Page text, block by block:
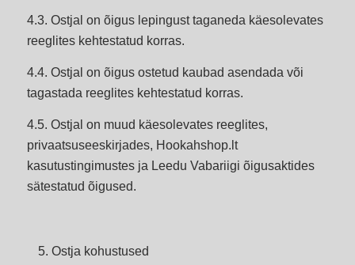
4.3. Ostjal on õigus lepingust taganeda käesolevates
reeglites kehtestatud korras.
4.4. Ostjal on õigus ostetud kaubad asendada või
tagastada reeglites kehtestatud korras.
4.5. Ostjal on muud käesolevates reeglites,
privaatsuseeskirjades, Hookahshop.lt
kasutustingimustes ja Leedu Vabariigi õigusaktides
sätestatud õigused.
Ostja kohustused